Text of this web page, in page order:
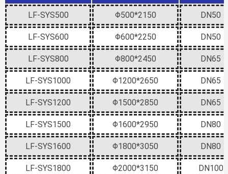
LF-SYS500 Φ500*2150 DN50
LF-SYS600 Φ600*2250 DN50
LF-SYS800 Φ800*2450 DN65
LF-SYS1000 Φ1200*2650 DN65
LF-SYS1200 Φ1500*2850 DN65
LF-SYS1500 Φ1600*2950 DN80
LF-SYS1600 Φ1800*3050 DN80
LF-SYS1800 Φ2000*3150 DN100